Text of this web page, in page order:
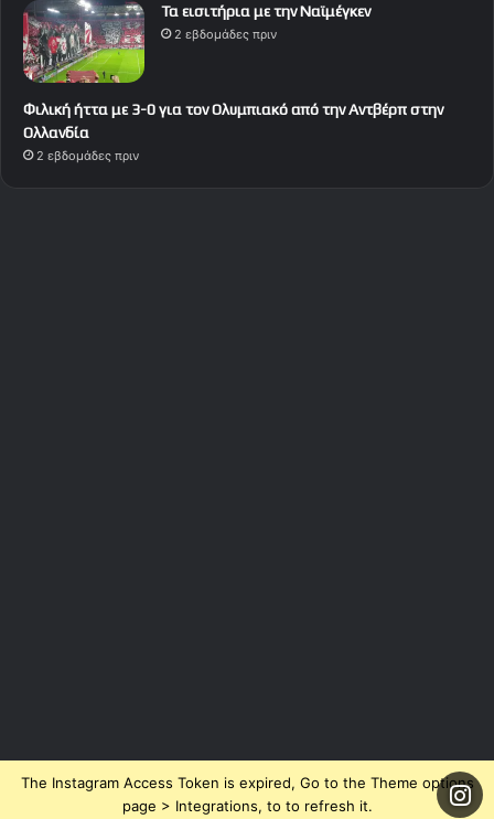
Τα εισιτήρια με την Ναϊμέγκεν
2 εβδομάδες πριν
Φιλική ήττα με 3-0 για τον Ολυμπιακό από την Αντβέρπ στην
Ολλανδία
2 εβδομάδες πριν
The Instagram Access Token is expired, Go to the Theme options
page > Integrations, to to refresh it.